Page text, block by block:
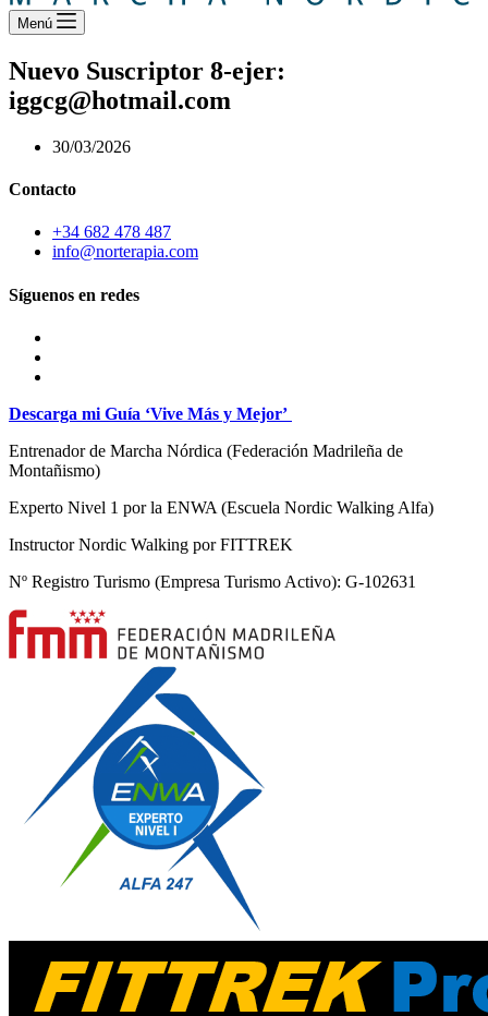
Menú
Nuevo Suscriptor 8-ejer:
iggcg@hotmail.com
30/03/2026
Contacto
+34 682 478 487
info@norterapia.com
Síguenos en redes
Descarga mi Guía ‘Vive Más y Mejor’
Entrenador de Marcha Nórdica (Federación Madrileña de
Montañismo)
Experto Nivel 1 por la ENWA (Escuela Nordic Walking Alfa)
Instructor Nordic Walking por FITTREK
Nº Registro Turismo (Empresa Turismo Activo): G-102631